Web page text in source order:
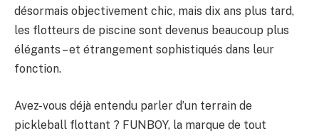
désormais objectivement chic, mais dix ans plus tard,
les flotteurs de piscine sont devenus beaucoup plus
élégants – et étrangement sophistiqués dans leur
fonction.
Avez-vous déjà entendu parler d’un terrain de
pickleball flottant ? FUNBOY, la marque de tout